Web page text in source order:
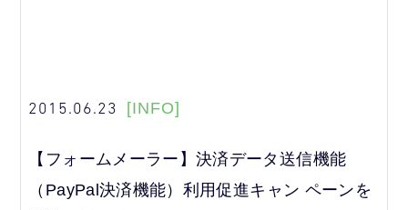
2015.06.23 [INFO]
【フォームメーラー】決済データ送信機能
（PayPal決済機能）利用促進キャン ペーンを